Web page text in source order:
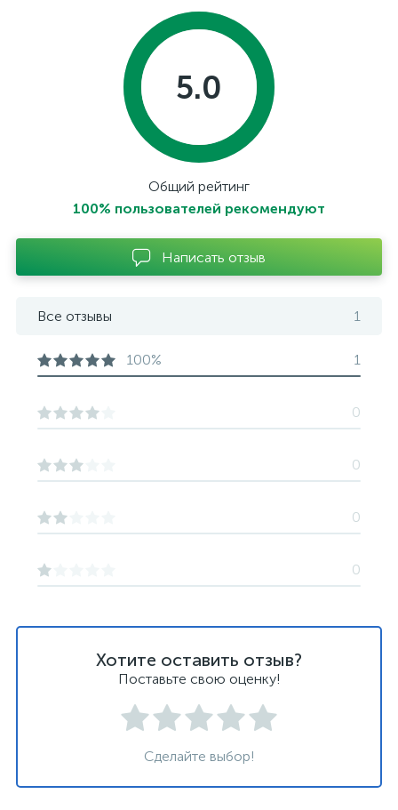
Хотите оставить отзыв?
Поставьте свою оценку!
Сделайте выбор!
5.0
Общий рейтинг
100% пользователей рекомендуют
Написать отзыв
Все отзывы 1
100% 1
0
0
0
0